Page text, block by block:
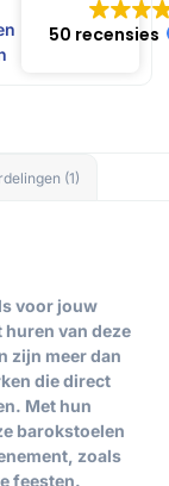
50 recensies
(1)
voor jouw
huren van deze
zijn meer dan
die direct
Met hun
barokstoelen
zoals
feesten.